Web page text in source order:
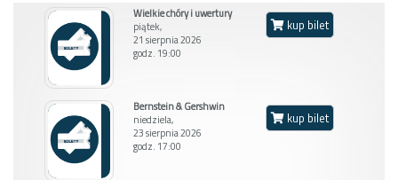
Balkon L
Wielkie chóry i uwertury
piątek,
21 sierpnia 2026
godz. 19:00
kup bilet
Bernstein & Gershwin
niedziela,
23 sierpnia 2026
godz. 17:00
kup bilet